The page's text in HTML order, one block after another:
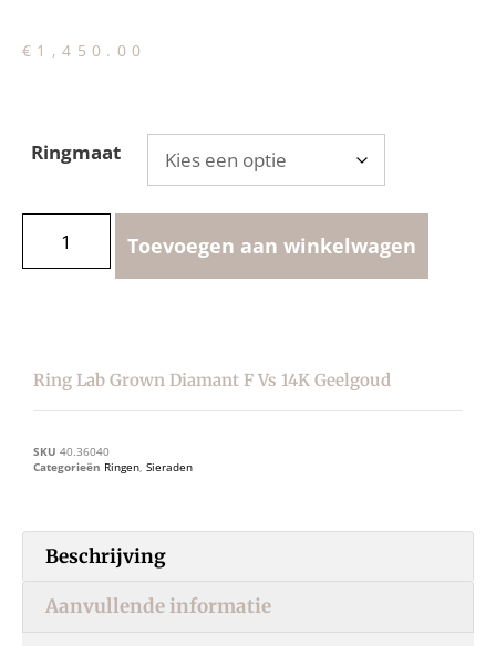
€ 1,450.00
Ringmaat
Toevoegen aan winkelwagen
Ring Lab Grown Diamant F Vs 14K Geelgoud
SKU 40.36040
Categorieën Ringen, Sieraden
Beschrijving
Aanvullende informatie